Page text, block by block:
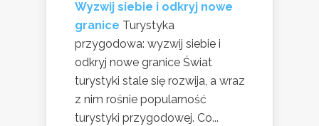
Wyzwij siebie i odkryj nowe
granice Turystyka
przygodowa: wyzwij siebie i
odkryj nowe granice Świat
turystyki stale się rozwija, a wraz
z nim rośnie popularność
turystyki przygodowej. Co...